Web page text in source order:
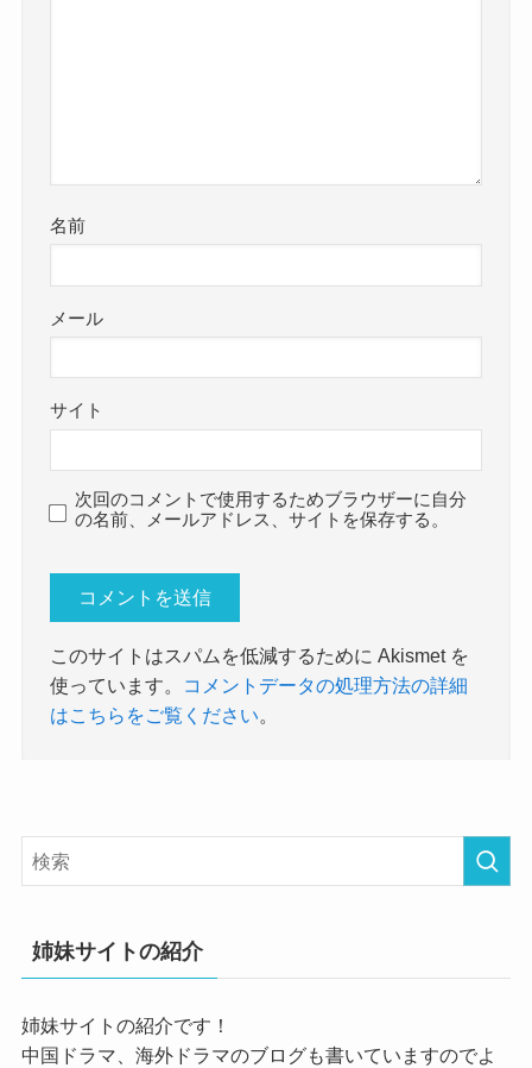
名前
メール
サイト
次回のコメントで使用するためブラウザーに自分
の名前、メールアドレス、サイトを保存する。
このサイトはスパムを低減するために Akismet を
使っています。
コメントデータの処理方法の詳細
はこちらをご覧ください。
姉妹サイトの紹介
姉妹サイトの紹介です！
中国ドラマ、海外ドラマのブログも書いていますのでよ